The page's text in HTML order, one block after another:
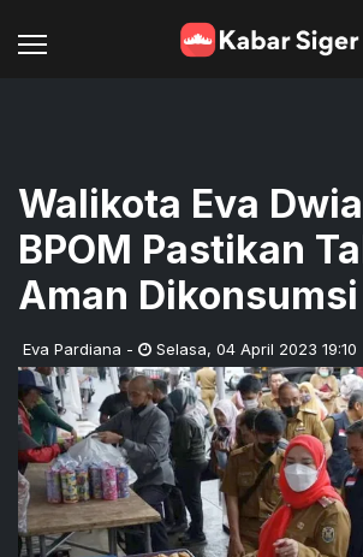
Walikota Eva
BPOM Pastikan
Aman Dikonsumsi
Eva Pardiana - Selasa, 04 April 2023 19:10